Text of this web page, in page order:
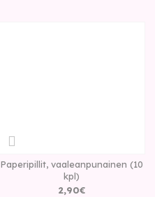
Paperipillit, vaaleanpunainen (10
kpl)
2,90€